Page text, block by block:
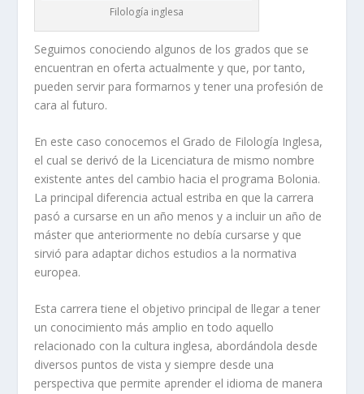
Filología inglesa
Seguimos conociendo algunos de los grados que se
encuentran en oferta actualmente y que, por tanto,
pueden servir para formarnos y tener una profesión de
cara al futuro.
En este caso conocemos el Grado de Filología Inglesa,
el cual se derivó de la Licenciatura de mismo nombre
existente antes del cambio hacia el programa Bolonia.
La principal diferencia actual estriba en que la carrera
pasó a cursarse en un año menos y a incluir un año de
máster que anteriormente no debía cursarse y que
sirvió para adaptar dichos estudios a la normativa
europea.
Esta carrera tiene el objetivo principal de llegar a tener
un conocimiento más amplio en todo aquello
relacionado con la cultura inglesa, abordándola desde
diversos puntos de vista y siempre desde una
perspectiva que permite aprender el idioma de manera